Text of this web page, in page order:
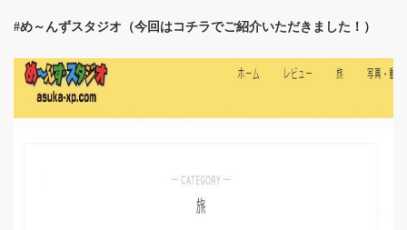
#め～んずスタジオ（今回はコチラでご紹介いただきました！）